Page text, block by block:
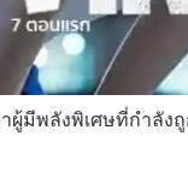
ผู้มีพลังพิเศษที่กำลัง